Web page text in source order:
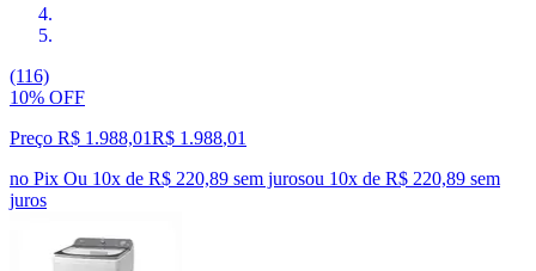
(116)
10% OFF
Preço R$ 1.988,01R$ 1.988,01
no Pix Ou 10x de R$ 220,89 sem jurosou 10x de R$ 220,89 sem
juros